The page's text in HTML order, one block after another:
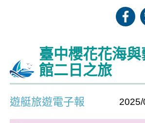
臺中櫻花花海
館二日之旅
遊艇旅遊電子報